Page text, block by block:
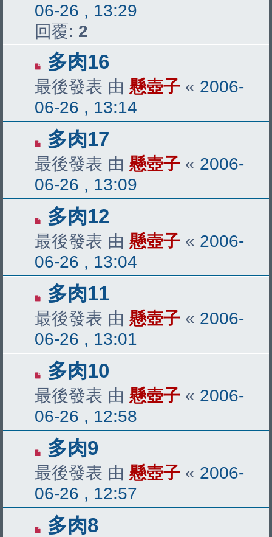
06-26 , 13:29
回覆: 2
多肉16
最後發表 由 懸壺子 « 2006-
06-26 , 13:14
多肉17
最後發表 由 懸壺子 « 2006-
06-26 , 13:09
多肉12
最後發表 由 懸壺子 « 2006-
06-26 , 13:04
多肉11
最後發表 由 懸壺子 « 2006-
06-26 , 13:01
多肉10
最後發表 由 懸壺子 « 2006-
06-26 , 12:58
多肉9
最後發表 由 懸壺子 « 2006-
06-26 , 12:57
多肉8